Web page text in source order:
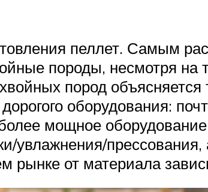
пеллет. Самым
породы, несмотря на
пород объясняется
оборудования:
мощное
прессования,
рынке от материала